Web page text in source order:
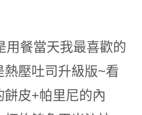
用餐當天我最喜歡的
壓吐司升級版~看
皮+帕里尼的內